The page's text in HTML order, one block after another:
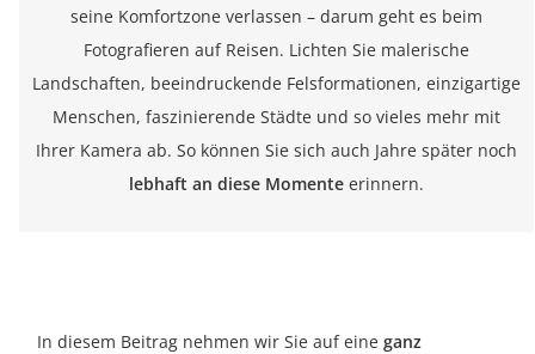
seine Komfortzone verlassen – darum geht es beim
Fotografieren auf Reisen. Lichten Sie malerische
Landschaften, beeindruckende Felsformationen, einzigartige
Menschen, faszinierende Städte und so vieles mehr mit
Ihrer Kamera ab. So können Sie sich auch Jahre später noch
lebhaft an diese Momente erinnern.
In diesem Beitrag nehmen wir Sie auf eine ganz